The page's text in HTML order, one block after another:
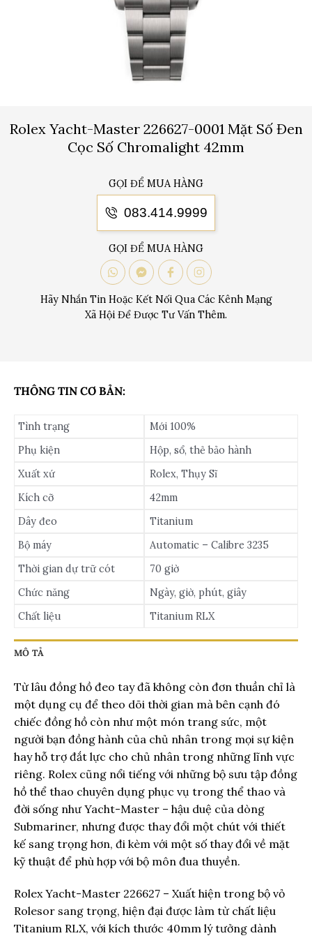
Rolex Yacht-Master 226627-0001 Mặt Số Đen
Cọc Số Chromalight 42mm
GỌI ĐỂ MUA HÀNG
083.414.9999
GỌI ĐỂ MUA HÀNG
Hãy Nhắn Tin Hoặc Kết Nối Qua Các Kênh Mạng
Xã Hội Để Được Tư Vấn Thêm.
MÔ TẢ
Từ lâu đồng hồ đeo tay đã không còn đơn thuần chỉ là
một dụng cụ để theo dõi thời gian mà bên cạnh đó
chiếc đồng hồ còn như một món trang sức, một
người bạn đồng hành của chủ nhân trong mọi sự kiện
hay hỗ trợ đắt lực cho chủ nhân trong những lĩnh vực
riêng. Rolex cũng nổi tiếng với những bộ sưu tập đồng
hồ thể thao chuyên dụng phục vụ trong thể thao và
đời sống như Yacht-Master – hậu duệ của dòng
Submariner, nhưng được thay đổi một chút với thiết
kế sang trọng hơn, đi kèm với một số thay đổi về mặt
kỹ thuật để phù hợp với bộ môn đua thuyền.
Rolex Yacht-Master 226627 – Xuất hiện trong bộ vỏ
Rolesor sang trọng, hiện đại được làm từ chất liệu
Titanium RLX, với kích thước 40mm lý tưởng dành
THÔNG TIN CƠ BẢN:
Tình trạng
Mới 100%
Phụ kiện
Hộp, sổ, thẻ bảo hành
Xuất xứ
Rolex, Thụy Sĩ
Kích cỡ
42mm
Dây đeo
Titanium
Bộ máy
Automatic – Calibre 3235
Thời gian dự trữ cót
70 giờ
Chức năng
Ngày, giờ, phút, giây
Chất liệu
Titanium RLX